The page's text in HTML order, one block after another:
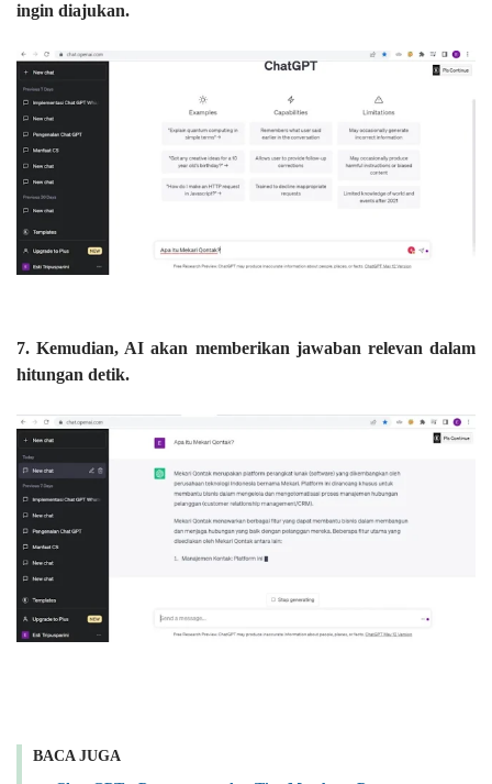
ingin diajukan.
7. Kemudian, AI akan memberikan jawaban relevan dalam
hitungan detik.
BACA JUGA